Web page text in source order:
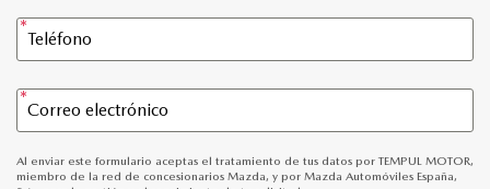
Al enviar este formulario aceptas el tratamiento de tus datos por TEMPUL MOTOR,
miembro de la red de concesionarios Mazda, y por Mazda Automóviles España,